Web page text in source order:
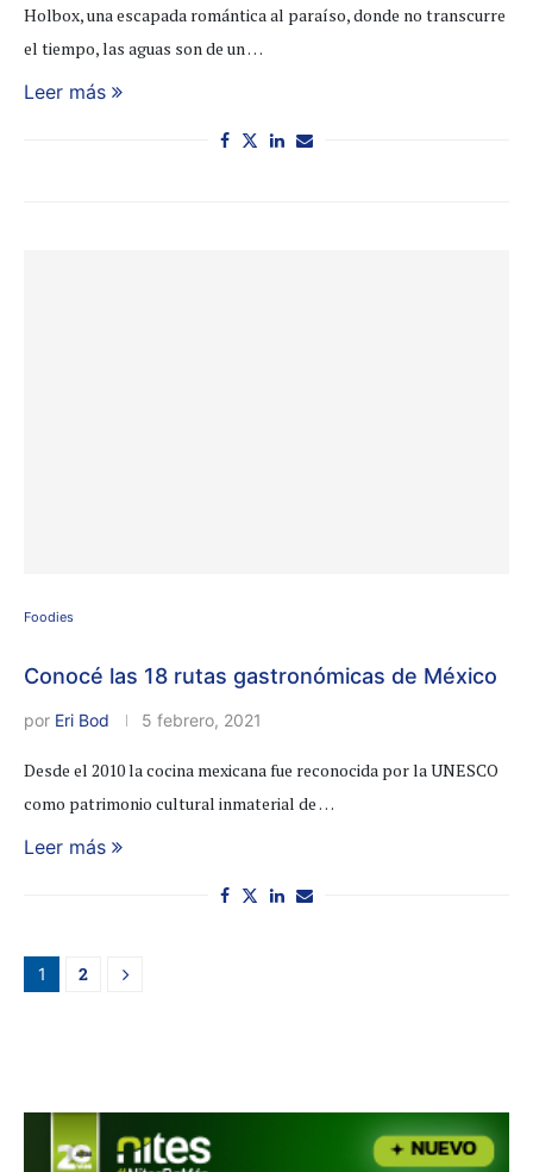
Holbox, una escapada romántica al paraíso, donde no transcurre
el tiempo, las aguas son de un …
Leer más
Foodies
Conocé las 18 rutas gastronómicas de México
por Eri Bod 5 febrero, 2021
Desde el 2010 la cocina mexicana fue reconocida por la UNESCO
como patrimonio cultural inmaterial de …
Leer más
1 2